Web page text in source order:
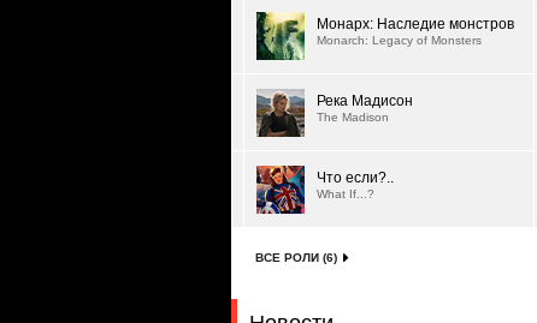
Монарх: Наследие монстров
Monarch: Legacy of Monsters
Река Мадисон
The Madison
Что если?..
What If...?
ВСЕ РОЛИ (6)